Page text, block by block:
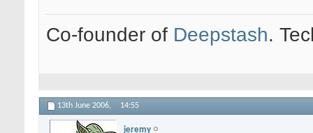
Co-founder of Deepstash.
13th June 2006, 14:55
jeremy